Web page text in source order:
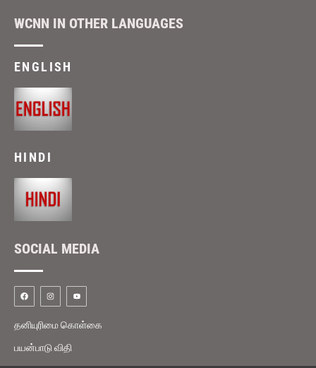
WCNN IN OTHER LANGUAGES
ENGLISH
HINDI
SOCIAL MEDIA
தனியுரிமை கொள்கை
பயன்பாடு விதி